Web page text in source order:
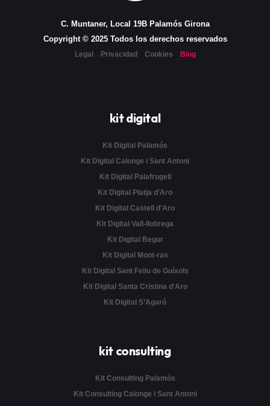
C. Muntaner, Local 19B Palamós Girona
Copyright © 2025 Todos los derechos reservados
Legal Privacidad Cookies Blog
kit digital
Kit Digital Palamós
Kit Digital Calonge i Sant Antoni
Kit Digital Palafrugell
Kit Digital Platja d'Aro
Kit Digital Castell d'Aro
Kit Digital Vall-llobrega
Kit Digital Begur
Kit Digital Mont-ras
Kit Digital Sant Feliu de Guíxols
Kit Digital Santa Cristina d'Aro
Kit Digital S’Agaró
kit consulting
Kit Consulting Palamós
Kit Consulting Calonge i Sant Antoni